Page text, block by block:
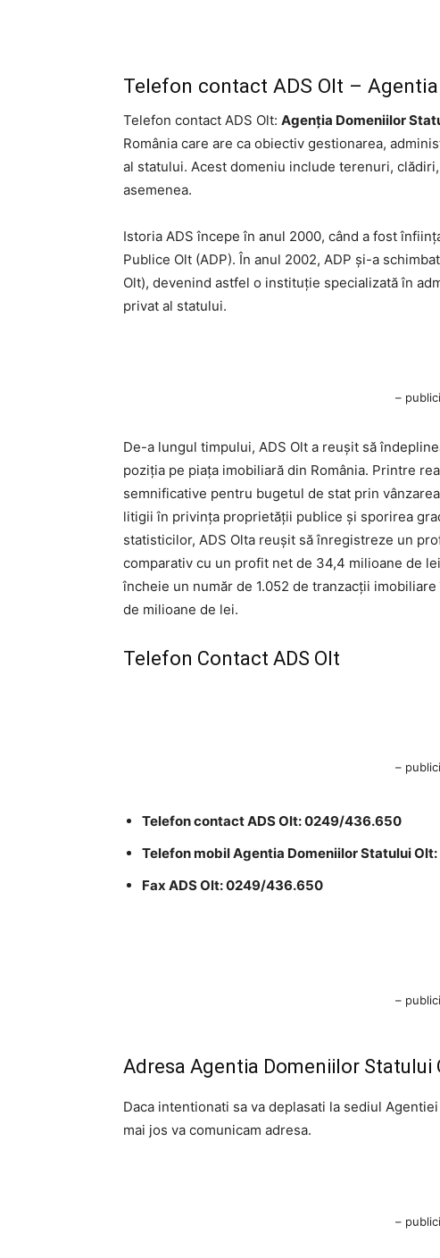
Telefon contact ADS Olt –
Telefon contact ADS Olt: Agenţia Domeniilor
România care are ca obiectiv gestionarea,
al statului. Acest domeniu include terenuri,
asemenea.
Istoria ADS începe în anul 2000, când a fost
Publice Olt (ADP). În anul 2002, ADP şi-a
Olt), devenind astfel o instituţie specializată în
privat al statului.
–
De-a lungul timpului, ADS Olt a reuşit să
poziţia pe piaţa imobiliară din România. Printre
semnificative pentru bugetul de stat prin
litigii în privinţa proprietăţii publice şi sporirea
statisticilor, ADS Olta reuşit să înregistreze un
comparativ cu un profit net de 34,4 milioane de
încheie un număr de 1.052 de tranzacţii
de milioane de lei.
Telefon Contact ADS Olt
–
Telefon contact ADS Olt: 0249/436.650
Telefon mobil Agentia Domeniilor Statului
Fax ADS Olt: 0249/436.650
–
Adresa Agentia Domeniilor Statului
Daca intentionati sa va deplasati la sediul
mai jos va comunicam adresa.
–